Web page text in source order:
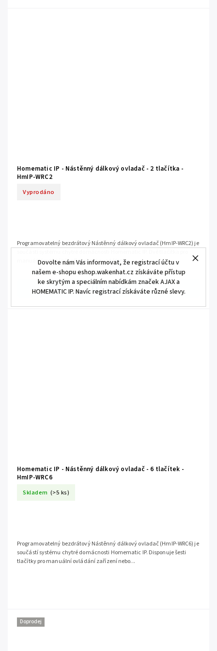
Dovolte nám Vás informovat, že registrací účtu v
našem e-shopu eshop.wakenhat.cz získáváte přístup
ke skrytým a speciálním nabídkám značek AJAX a
HOMEMATIC IP. Navíc registrací získáváte různé slevy.
Homematic IP - Nástěnný dálkový ovladač - 2 tlačítka -
HmIP-WRC2
Vyprodáno
Detail
Programovatelný bezdrátový Nástěnný dálkový ovladač (HmIP-WRC2) je
manuální ovládání zařízení nebo vzdálené...
Homematic IP - Nástěnný dálkový ovladač - 6 tlačítek -
HmIP-WRC6
Skladem (>5 ks)
Programovatelný bezdrátový Nástěnný dálkový ovladač (HmIP-WRC6) je
součástí systému chytré domácnosti Homematic IP. Disponuje šesti
tlačítky pro manuální ovládání zařízení nebo...
Doprodej